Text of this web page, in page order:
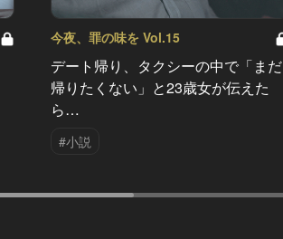
今夜、罪の味を Vol.15
デート帰り、タクシーの中で「まだ
帰りたくない」と23歳女が伝えた
ら…
#小説